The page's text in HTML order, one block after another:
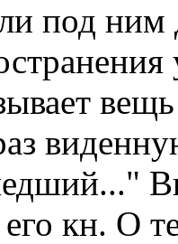
под ним
кн. О